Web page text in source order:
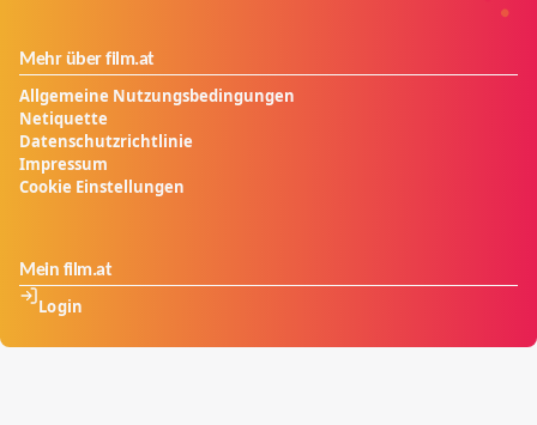
Mehr über film.at
Allgemeine Nutzungsbedingungen
Netiquette
Datenschutzrichtlinie
Impressum
Cookie Einstellungen
Mein film.at
Login